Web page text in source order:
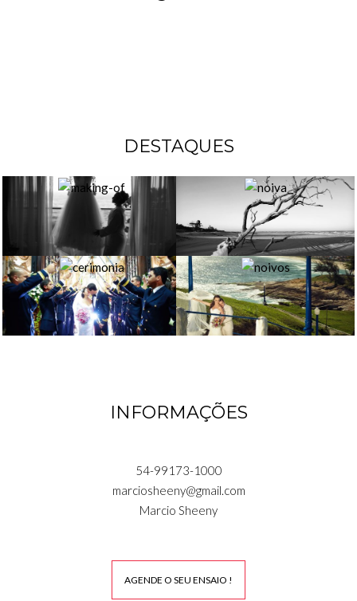
DESTAQUES
INFORMAÇÕES
54-99173-1000
marciosheeny@gmail.com
Marcio Sheeny
AGENDE O SEU ENSAIO !